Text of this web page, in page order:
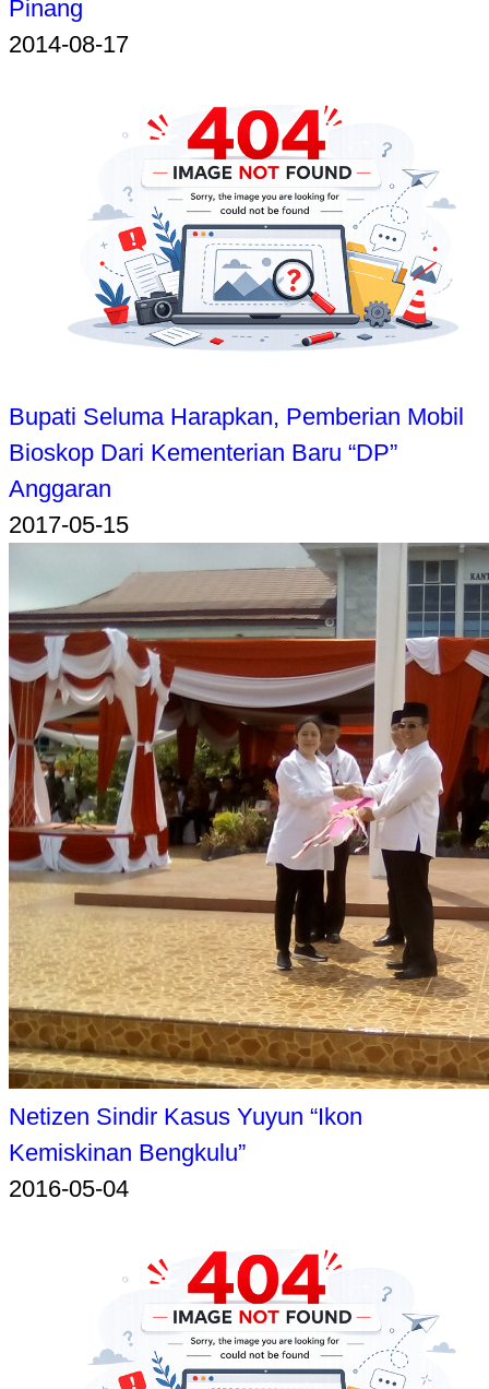
Pinang
2014-08-17
Bupati Seluma Harapkan, Pemberian Mobil
Bioskop Dari Kementerian Baru “DP”
Anggaran
2017-05-15
Netizen Sindir Kasus Yuyun “Ikon
Kemiskinan Bengkulu”
2016-05-04